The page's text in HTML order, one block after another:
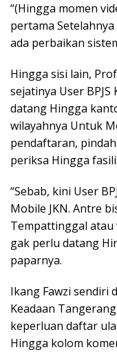
“(Hingga momen
pertama
ada perbaikan
Hingga sisi lain,
sejatinya User
datang Hingga
wilayahnya Untuk
pendaftaran,
periksa Hingga
“Sebab, kini User
Mobile JKN. Antre
Tempattinggal atau
gak perlu datang
paparnya.
Ikang Fawzi sendiri
Keadaan
keperluan daftar
Hingga kolom